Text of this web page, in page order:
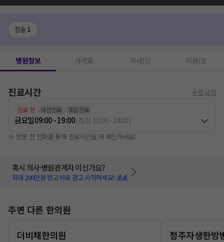
침술 1
병원정보 가격표 의사(1) 리뷰(2)
진료시간 수정 요청
진료 전 야간진료 휴일진료
금요일09:00 - 19:00(점심 13:00-14:00)
※ 방문 전 전화를 통해 진료시간을 꼭 확인하세요!
혹시 의사·병원관계자 이신가요?
최대 200만원 받고 바로 광고 시작하세요! 💰💰
주변 다른 한의원
더비채한의원
청주자생한방